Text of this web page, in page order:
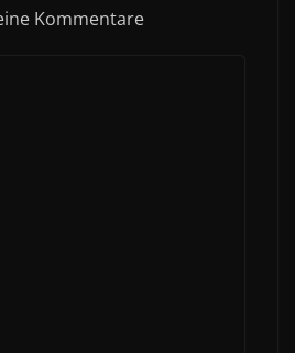
Kommentare